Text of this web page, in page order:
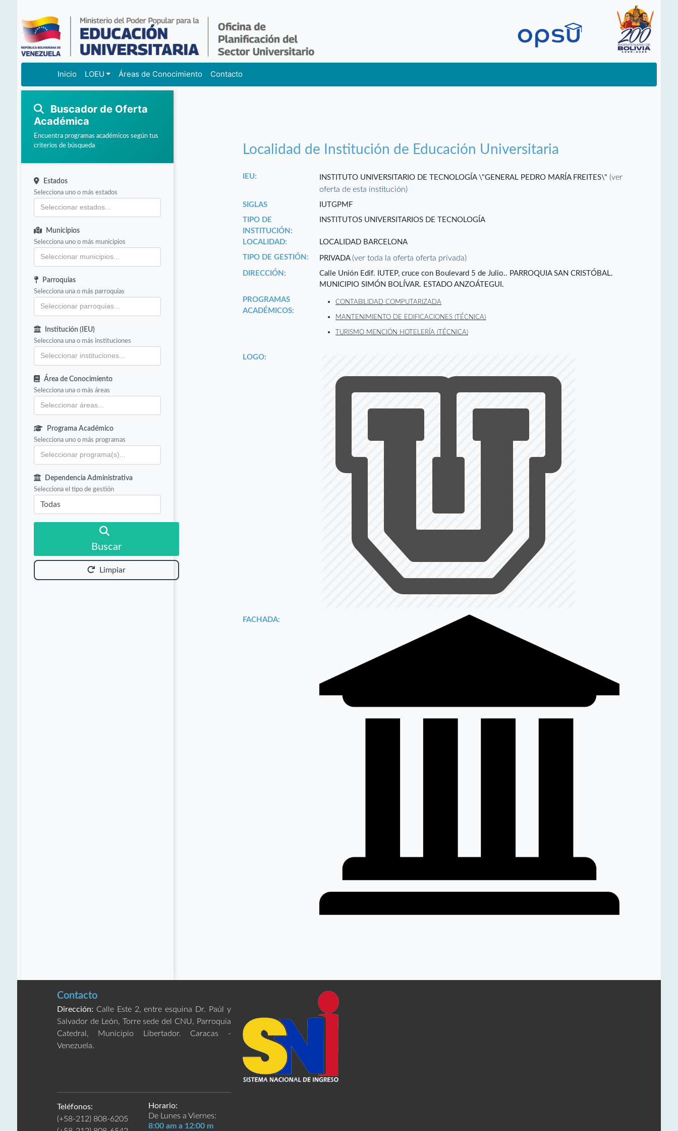
Inicio LOEU Áreas de Conocimiento Contacto
Buscador de Oferta
Académica
Encuentra programas académicos según tus
criterios de búsqueda
Estados
Selecciona uno o más estados
Municipios
Selecciona uno o más municipios
Parroquias
Selecciona una o más parroquias
Institución (IEU)
Selecciona una o más instituciones
Área de Conocimiento
Selecciona una o más áreas
Programa Académico
Selecciona uno o más programas
Dependencia Administrativa
Selecciona el tipo de gestión
Buscar
Limpiar
Localidad de Institución de Educación Universitaria
IEU: INSTITUTO UNIVERSITARIO DE TECNOLOGÍA \"GENERAL PEDRO MARÍA FREITES\"(ver
oferta de esta institución)
SIGLAS
IUTGPMF
TIPO DE
INSTITUCIÓN:
INSTITUTOS UNIVERSITARIOS DE TECNOLOGÍA
LOCALIDAD:
LOCALIDAD BARCELONA
TIPO DE GESTIÓN:
PRIVADA(ver toda la oferta oferta privada)
DIRECCIÓN:
Calle Unión Edif. IUTEP, cruce con Boulevard 5 de Julio.. PARROQUIA SAN CRISTÓBAL.
MUNICIPIO SIMÓN BOLÍVAR. ESTADO ANZOÁTEGUI.
PROGRAMAS
ACADÉMICOS:
CONTABILIDAD COMPUTARIZADA
MANTENIMIENTO DE EDIFICACIONES (TÉCNICA)
TURISMO MENCIÓN HOTELERÍA (TÉCNICA)
LOGO:
FACHADA:
Contacto
Dirección: Calle Este 2, entre esquina Dr. Paúl y
Salvador de León, Torre sede del CNU, Parroquia
Catedral, Municipio Libertador. Caracas -
Venezuela.
Teléfonos:
(+58-212) 808-6205
Horario:
De Lunes a Viernes:
8:00 am a 12:00 m